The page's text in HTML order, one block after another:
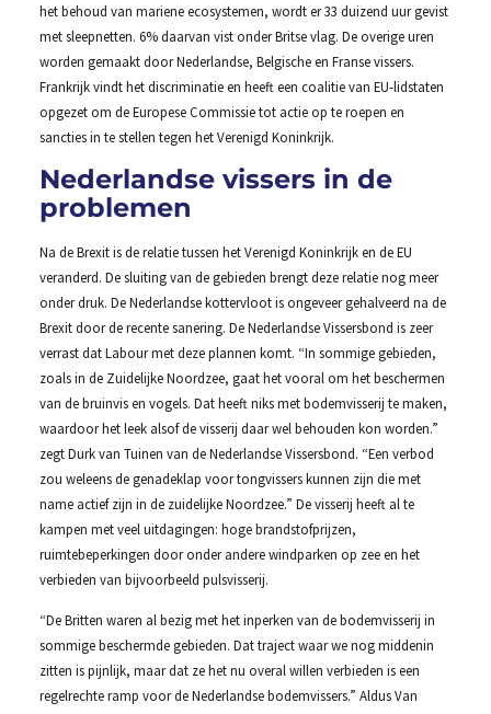
het behoud van mariene ecosystemen, wordt er 33 duizend uur gevist
met sleepnetten. 6% daarvan vist onder Britse vlag. De overige uren
worden gemaakt door Nederlandse, Belgische en Franse vissers.
Frankrijk vindt het discriminatie en heeft een coalitie van EU-lidstaten
opgezet om de Europese Commissie tot actie op te roepen en
sancties in te stellen tegen het Verenigd Koninkrijk.
Nederlandse vissers in de
problemen
Na de Brexit is de relatie tussen het Verenigd Koninkrijk en de EU
veranderd. De sluiting van de gebieden brengt deze relatie nog meer
onder druk. De Nederlandse kottervloot is ongeveer gehalveerd na de
Brexit door de recente sanering. De Nederlandse Vissersbond is zeer
verrast dat Labour met deze plannen komt. “In sommige gebieden,
zoals in de Zuidelijke Noordzee, gaat het vooral om het beschermen
van de bruinvis en vogels. Dat heeft niks met bodemvisserij te maken,
waardoor het leek alsof de visserij daar wel behouden kon worden.”
zegt Durk van Tuinen van de Nederlandse Vissersbond. “Een verbod
zou weleens de genadeklap voor tongvissers kunnen zijn die met
name actief zijn in de zuidelijke Noordzee.” De visserij heeft al te
kampen met veel uitdagingen: hoge brandstofprijzen,
ruimtebeperkingen door onder andere windparken op zee en het
verbieden van bijvoorbeeld pulsvisserij.
“De Britten waren al bezig met het inperken van de bodemvisserij in
sommige beschermde gebieden. Dat traject waar we nog middenin
zitten is pijnlijk, maar dat ze het nu overal willen verbieden is een
regelrechte ramp voor de Nederlandse bodemvissers.” Aldus Van